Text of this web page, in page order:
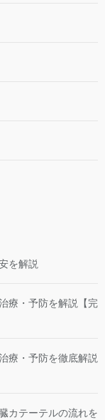
を解説
療・予防を解説【完
療・予防を徹底解説
カテーテルの流れを